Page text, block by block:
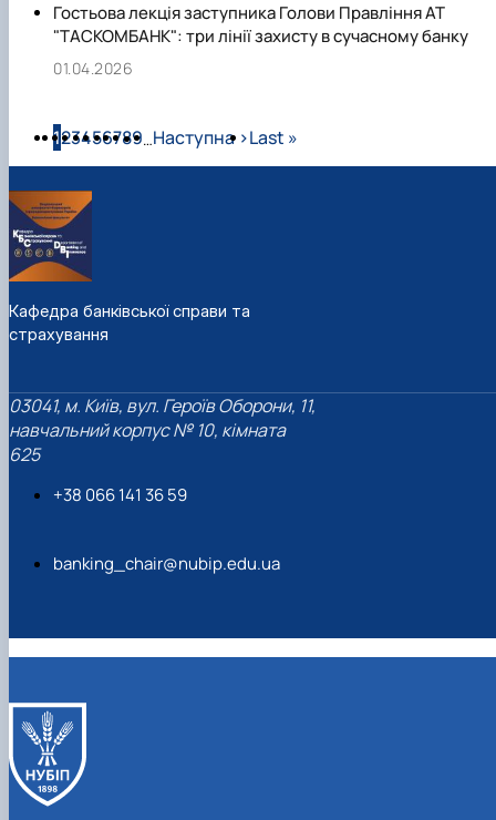
Гостьова лекція заступника Голови Правління АТ
"ТАСКОМБАНК": три лінії захисту в сучасному банку
01.04.2026
Розбивка на сторінки
Сторінка
1Сторінка
2Сторінка
3Сторінка
4Сторінка
5Сторінка
6Сторінка
7Сторінка
8Сторінка
9…Наступна сторінка
Наступна ›Остання сторінка
Last »
Кафедра банківської справи та
страхування
03041, м. Київ, вул. Героїв Оборони, 11,
навчальний корпус № 10, кімната
625
+38 066 141 36 59
banking_chair@nubip.edu.ua